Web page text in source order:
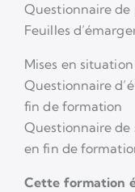
Questionnaire de
Feuilles
Mises en
Questionnaire
fin de formation
Questionnaire de
en fin de
Cette formation